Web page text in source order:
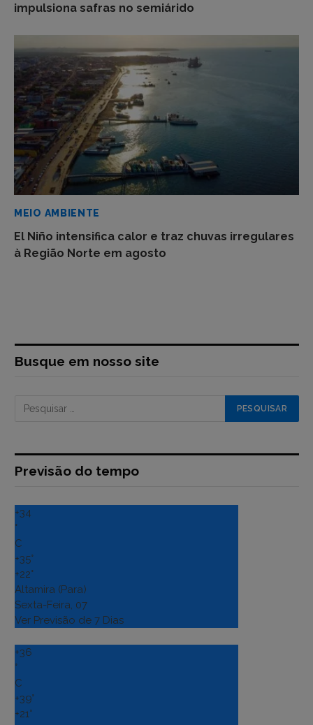
impulsiona safras no semiárido
MEIO AMBIENTE
El Niño intensifica calor e traz chuvas irregulares
à Região Norte em agosto
Busque em nosso site
Previsão do tempo
+34
°
C
+35°
+22°
Altamira (Para)
Sexta-Feira, 07
Ver Previsão de 7 Dias
+36
°
C
+39°
+21°